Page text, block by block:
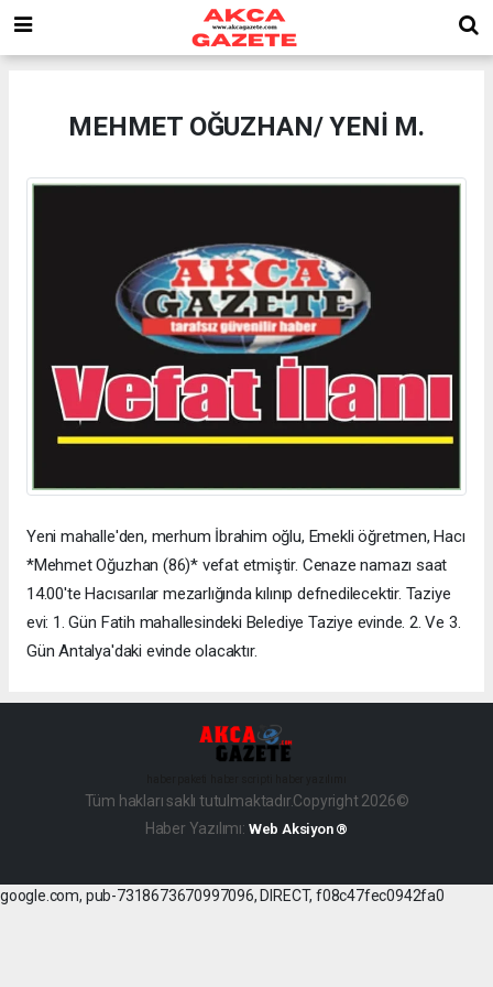
MEHMET OĞUZHAN/ YENİ M.
Yeni mahalle'den, merhum İbrahim oğlu, Emekli öğretmen, Hacı
*Mehmet Oğuzhan (86)* vefat etmiştir. Cenaze namazı saat
14.00'te Hacısarılar mezarlığında kılınıp defnedilecektir. Taziye
evi: 1. Gün Fatih mahallesindeki Belediye Taziye evinde. 2. Ve 3.
Gün Antalya'daki evinde olacaktır.
Tüm hakları saklı tutulmaktadır.Copyright 2026©
Haber Yazılımı: Web Aksiyon ®
google.com, pub-7318673670997096, DIRECT, f08c47fec0942fa0